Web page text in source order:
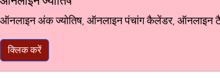
ऑनलाइन अंक ज्योतिष, ऑनलाइन पंचांग कैलेंडर, ऑनलाइन
क्लिक करें